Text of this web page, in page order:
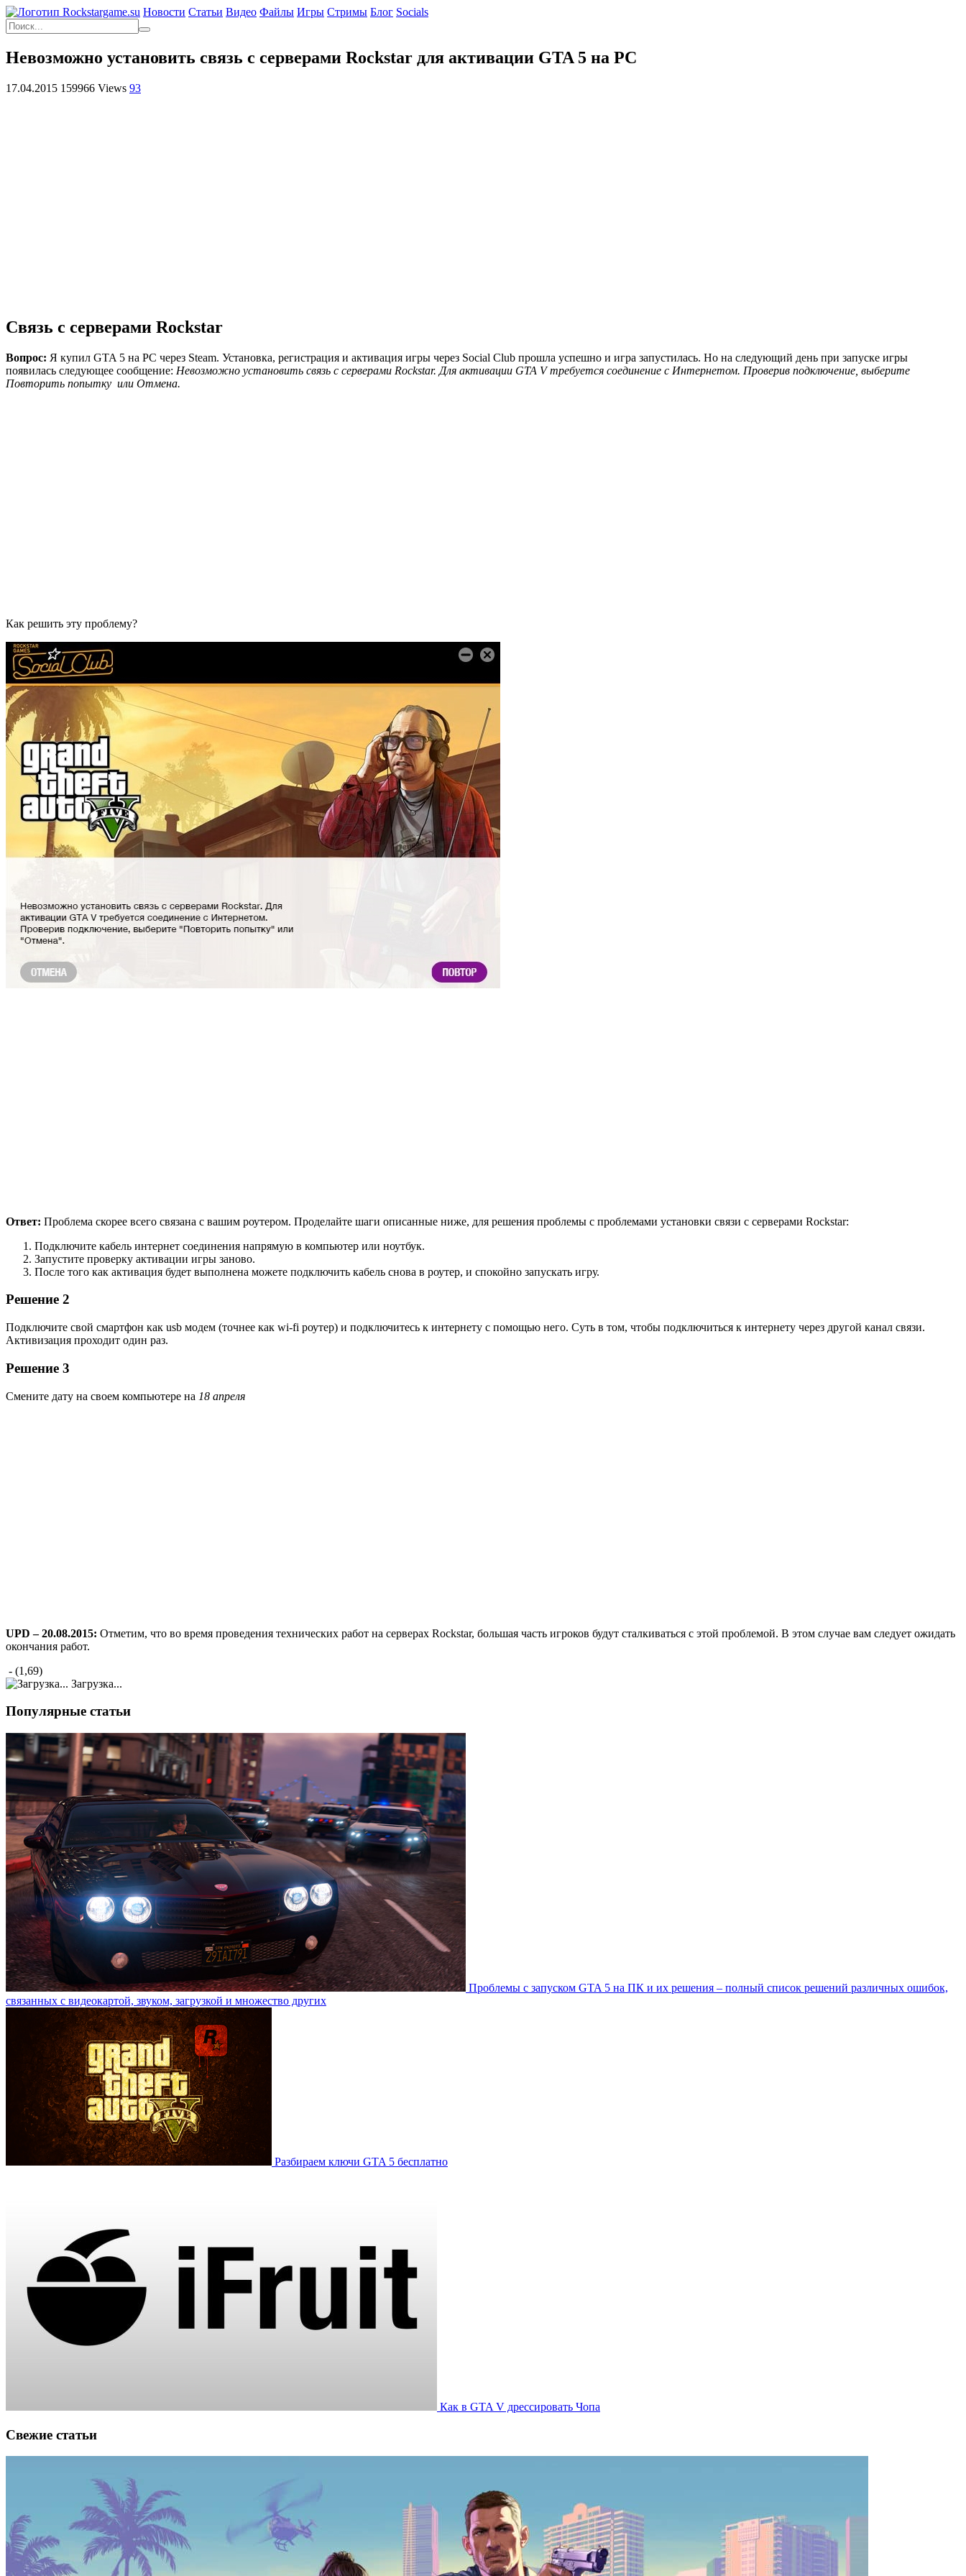
Новости Статьи Видео Файлы Игры Cтримы Блог Socials
Невозможно установить связь с серверами Rockstar для активации GTA 5 на PC
17.04.2015 159966 Views 93
Связь с серверами Rockstar
Вопрос: Я купил GTA 5 на PC через Steam. Установка, регистрация и активация игры через Social Club прошла успешно и игра запустилась. Но на следующий день при запуске игры
появилась следующее сообщение: Невозможно установить связь с серверами Rockstar. Для активации GTA V требуется соединение с Интернетом. Проверив подключение, выберите
Повторить попытку или Отмена.
Как решить эту проблему?
Ответ: Проблема скорее всего связана с вашим роутером. Проделайте шаги описанные ниже, для решения проблемы с проблемами установки связи с серверами Rockstar:
Подключите кабель интернет соединения напрямую в компьютер или ноутбук.
Запустите проверку активации игры заново.
После того как активация будет выполнена можете подключить кабель снова в роутер, и спокойно запускать игру.
Решение 2
Подключите свой смартфон как usb модем (точнее как wi-fi роутер) и подключитесь к интернету с помощью него. Суть в том, чтобы подключиться к интернету через другой канал связи.
Активизация проходит один раз.
Решение 3
Смените дату на своем компьютере на 18 апреля
UPD – 20.08.2015: Отметим, что во время проведения технических работ на серверах Rockstar, большая часть игроков будут сталкиваться с этой проблемой. В этом случае вам следует ожидать
окончания работ.
- (1,69)
Загрузка...
Популярные статьи
Проблемы с запуском GTA 5 на ПК и их решения – полный список решений различных ошибок,
связанных с видеокартой, звуком, загрузкой и множество других
Разбираем ключи GTA 5 бесплатно
Как в GTA V дрессировать Чопа
Свежие статьи